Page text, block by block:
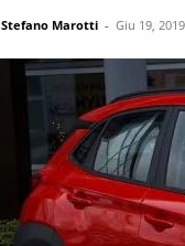
Stefano Marotti - Giu 19, 2019